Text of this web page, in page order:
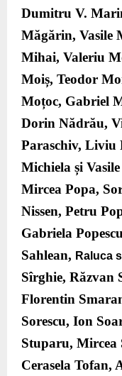
Dumitru V.
Măgărin, Vasile
Mihai, Valeriu
Moiș, Teodor
Moțoc, Gabriel
Dorin Nădrău,
Paraschiv, Liviu
Michiela și
Mircea Popa,
Nissen, Petru
Gabriela
Sahlean, Raluca
Sîrghie, Răzvan
Florentin
Sorescu, Ion
Stuparu, Mircea
Cerasela Tofan,